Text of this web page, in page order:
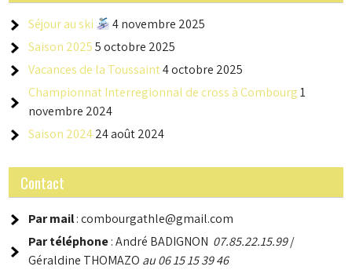
Séjour au ski
4 novembre 2025
Saison 2025 5 octobre 2025
Vacances de la Toussaint4 octobre 2025
Championnat Interregionnal de cross à Combourg 1
novembre 2024
Saison 202424 août 2024
Contact
Par mail: combourgathle@gmail.com
Par téléphone: André BADIGNON 07.85.22.15.99/
Géraldine THOMAZO au 06 15 15 39 46